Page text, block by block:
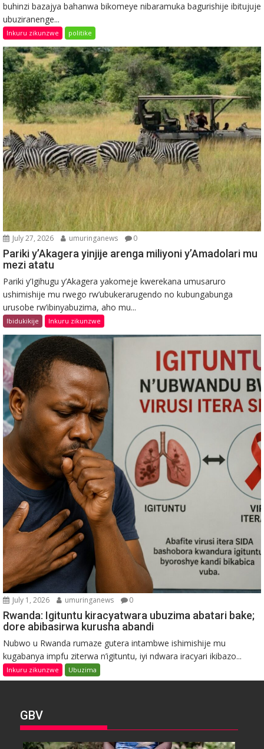
buhinzi bazajya bahanwa bikomeye nibaramuka bagurishije ibitujuje
ubuziranenge...
Inkuru zikunzwe politike
July 27, 2026 umuringanews 0
Pariki y’Akagera yinjije arenga miliyoni y’Amadolari mu
mezi atatu
Pariki y’Igihugu y’Akagera yakomeje kwerekana umusaruro
ushimishije mu rwego rw’ubukerarugendo no kubungabunga
urusobe rw’ibinyabuzima, aho mu...
Ibidukikije Inkuru zikunzwe
July 1, 2026 umuringanews 0
Rwanda: Igituntu kiracyatwara ubuzima abatari bake;
dore abibasirwa kurusha abandi
Nubwo u Rwanda rumaze gutera intambwe ishimishije mu
kugabanya impfu ziterwa n’igituntu, iyi ndwara iracyari ikibazo...
Inkuru zikunzwe Ubuzima
GBV